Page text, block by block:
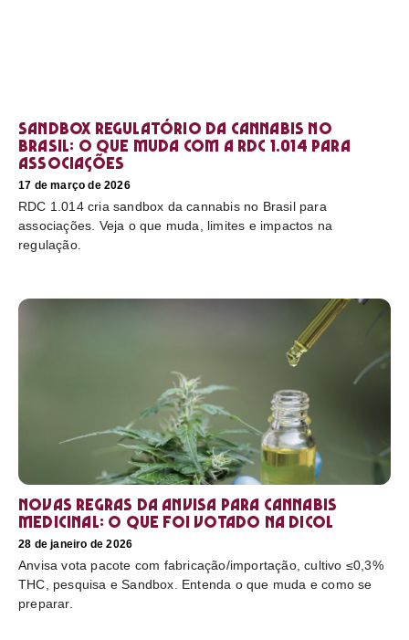
Sandbox regulatório da cannabis no
Brasil: o que muda com a RDC 1.014 para
associações
17 de março de 2026
RDC 1.014 cria sandbox da cannabis no Brasil para
associações. Veja o que muda, limites e impactos na
regulação.
Novas regras da Anvisa para cannabis
medicinal: o que foi votado na Dicol
28 de janeiro de 2026
Anvisa vota pacote com fabricação/importação, cultivo ≤0,3%
THC, pesquisa e Sandbox. Entenda o que muda e como se
preparar.